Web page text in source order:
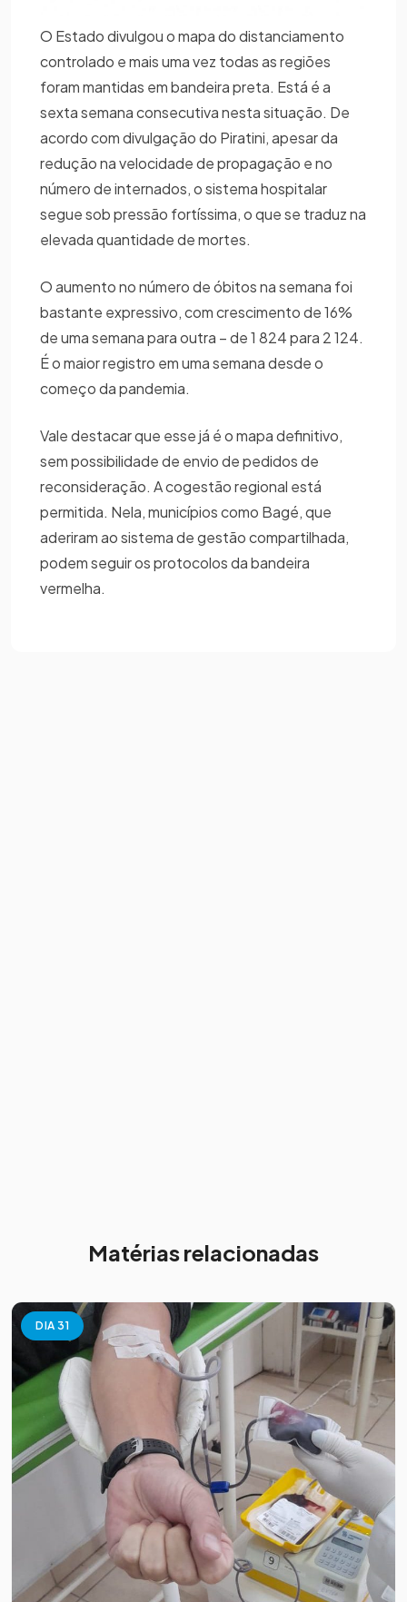
O Estado divulgou o mapa do distanciamento
controlado e mais uma vez todas as regiões
foram mantidas em bandeira preta. Está é a
sexta semana consecutiva nesta situação. De
acordo com divulgação do Piratini, apesar da
redução na velocidade de propagação e no
número de internados, o sistema hospitalar
segue sob pressão fortíssima, o que se traduz na
elevada quantidade de mortes.
O aumento no número de óbitos na semana foi
bastante expressivo, com crescimento de 16%
de uma semana para outra – de 1 824 para 2 124.
É o maior registro em uma semana desde o
começo da pandemia.
Vale destacar que esse já é o mapa definitivo,
sem possibilidade de envio de pedidos de
reconsideração. A cogestão regional está
permitida. Nela, municípios como Bagé, que
aderiram ao sistema de gestão compartilhada,
podem seguir os protocolos da bandeira
vermelha.
Matérias relacionadas
DIA 31